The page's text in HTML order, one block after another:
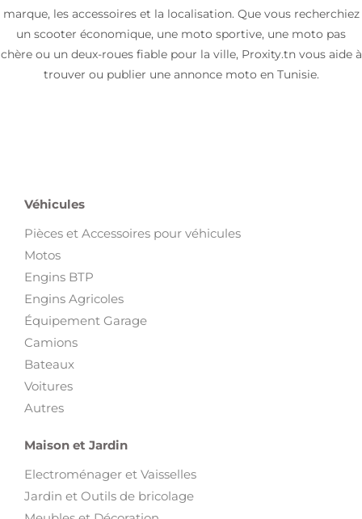
marque, les accessoires et la localisation. Que vous recherchiez
un scooter économique, une moto sportive, une moto pas
chère ou un deux-roues fiable pour la ville, Proxity.tn vous aide à
trouver ou publier une annonce moto en Tunisie.
Véhicules
Pièces et Accessoires pour véhicules
Motos
Engins BTP
Engins Agricoles
Équipement Garage
Camions
Bateaux
Voitures
Autres
Maison et Jardin
Electroménager et Vaisselles
Jardin et Outils de bricolage